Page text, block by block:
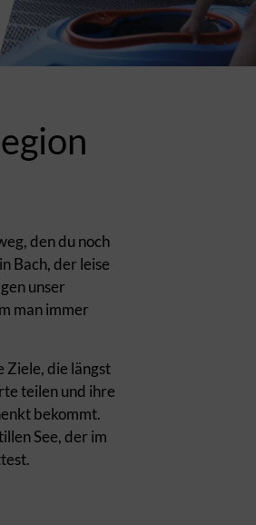
den du noch
Bach, der leise
unser
man immer
Ziele, die längst
teilen und ihre
bekommt.
See, der im